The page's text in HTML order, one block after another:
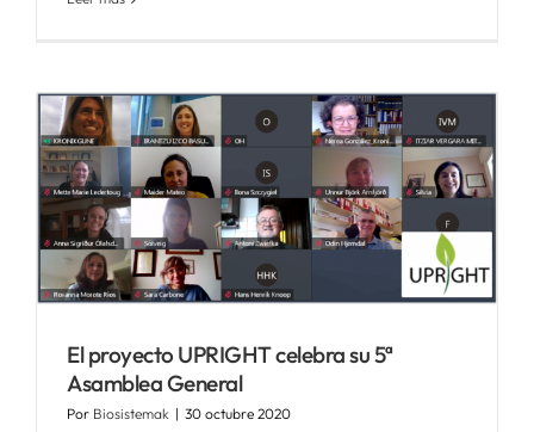
El proyecto UPRIGHT celebra su 5ª
Asamblea General
Por Biosistemak | 30 octubre 2020